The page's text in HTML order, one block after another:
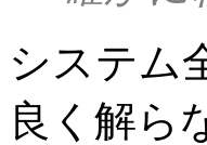
システム
良く解ら